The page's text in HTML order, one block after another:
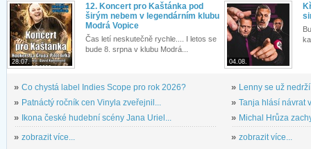
28.07.
12. Koncert pro Kaštánka pod
širým nebem v legendárním klubu
Modrá Vopice
Čas letí neskutečně rychle.... I letos se
bude 8. srpna v klubu Modrá...
» Co chystá label Indies Scope pro rok 2026?
» Patnáctý ročník cen Vinyla zveřejnil...
» Ikona české hudební scény Jana Uriel...
» zobrazit více...
04.08.
» Lenny se už
» Tanja hlásí návrat
» Michal Hrůza
» zobrazit více...